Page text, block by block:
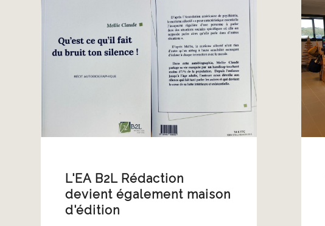
L'EA B2L Rédaction
devient également maison
d'édition